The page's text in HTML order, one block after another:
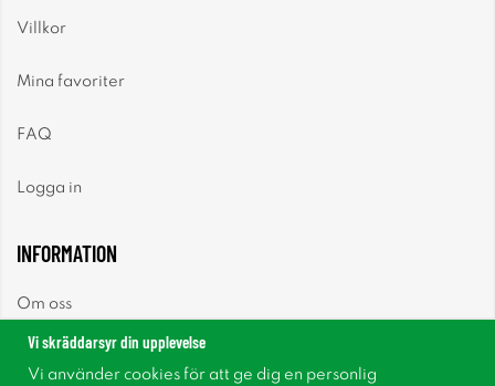
Villkor
Mina favoriter
FAQ
Logga in
INFORMATION
Om oss
Vi skräddarsyr din upplevelse
Vi använder cookies för att ge dig en personlig